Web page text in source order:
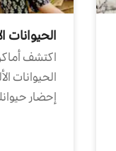
الحيوانات
اكتشف
الحيوانات
إحضار